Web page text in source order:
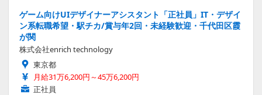
ゲーム向けUIデザイナーアシスタント「正社員」IT・デザイ
ン系転職希望・駅チカ/賞与年2回・未経験歓迎・千代田区霞
が関
株式会社enrich technology
東京都
月給31万6,200円～45万6,200円
正社員